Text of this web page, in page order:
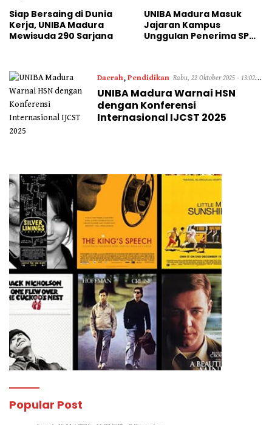
Siap Bersaing di Dunia
Kerja, UNIBA Madura
Mewisuda 290 Sarjana
UNIBA Madura Masuk
Jajaran Kampus
Unggulan Penerima SPMI
Daerah, Pendidikan Rabu, 22 Oktober 2025 - 13:02
WIB
UNIBA Madura Warnai HSN
dengan Konferensi
Internasional IJCST 2025
Popular Post